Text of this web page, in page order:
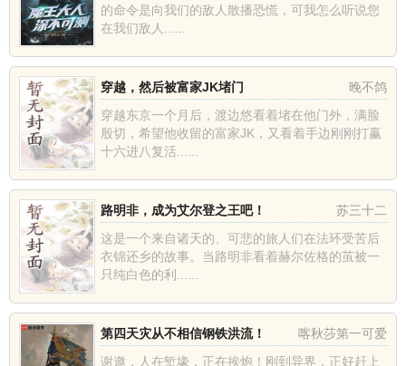
的命令是向我们的敌人散播恐慌，可我怎么听说您
在我们敌人......
晚不鸽
穿越，然后被富家JK堵门
穿越东京一个月后，渡边悠看着堵在他门外，满脸
殷切，希望他收留的富家JK，又看着手边刚刚打赢
十六进八复活......
苏三十二
路明非，成为艾尔登之王吧！
这是一个来自诸天的、可悲的旅人们在法环受苦后
衣锦还乡的故事。当路明非看着赫尔佐格的茧被一
只纯白色的利......
喀秋莎第一可爱
第四天灾从不相信钢铁洪流！
谢邀，人在堑壕，正在挨炮！刚到异界，正好赶上